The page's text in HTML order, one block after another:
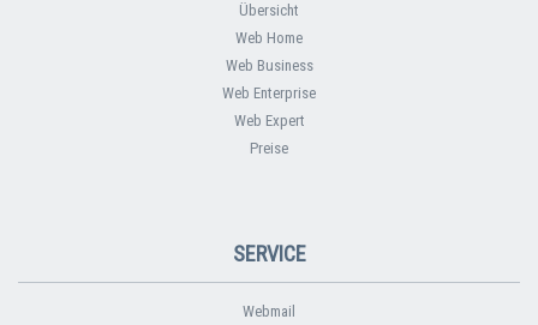
Übersicht
Web Home
Web Business
Web Enterprise
Web Expert
Preise
SERVICE
Webmail